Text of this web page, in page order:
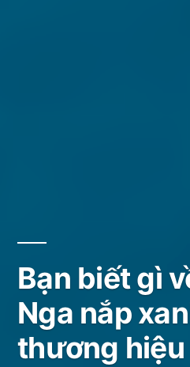
Bạn biết gì
Nga nắp
thương hiệu